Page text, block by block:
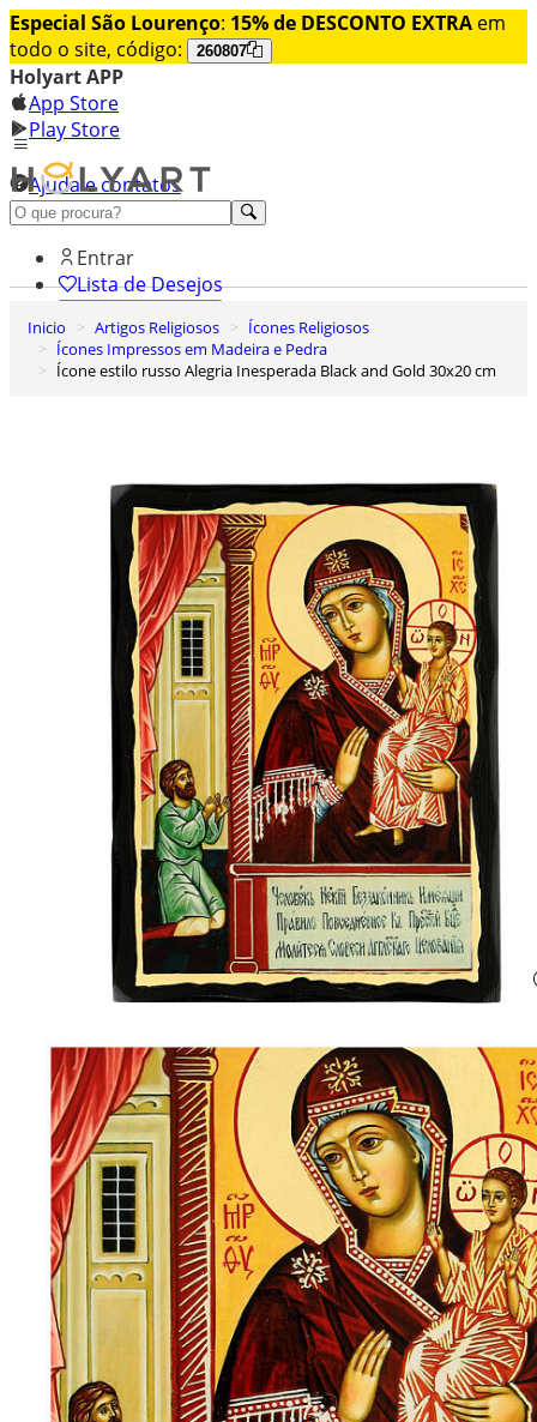
Especial São Lourenço: 15% de DESCONTO EXTRA em
todo o site, código:
260807
Holyart APP
App Store
Play Store
Ajuda e contatos
Conheça premium
Entrar
Lista de Desejos
0
Carrinho de Compras
Inicio Artigos Religiosos
Ícones Religiosos
Ícones Impressos em Madeira e Pedra
Ícone estilo russo Alegria Inesperada Black and Gold 30x20 cm